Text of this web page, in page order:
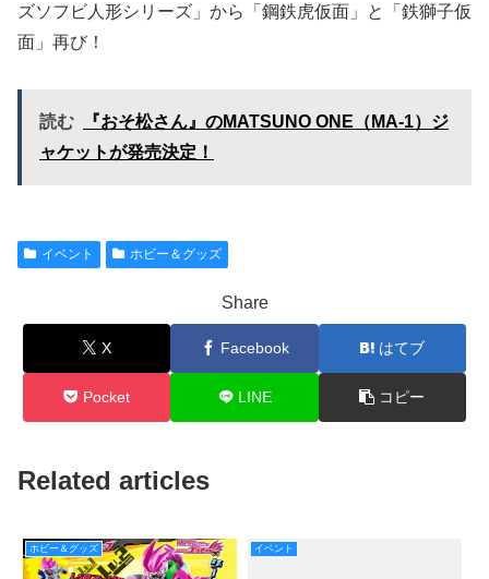
ズソフビ人形シリーズ」から「鋼鉄虎仮面」と「鉄獅子仮
面」再び！
読む
『おそ松さん』のMATSUNO ONE（MA-1）ジ
ャケットが発売決定！
イベント ホビー＆グッズ
Share
X Facebook はてブ
Pocket LINE コピー
Related articles
ホビー＆グッズ イベント